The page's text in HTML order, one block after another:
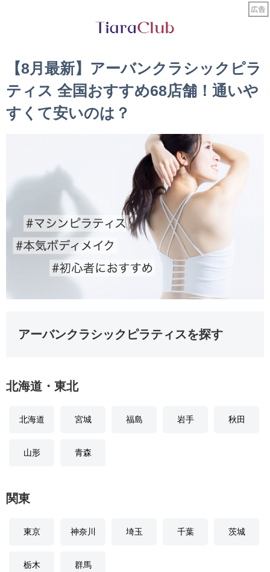
【8月最新】アーバンクラシックピラ
ティス 全国おすすめ68店舗！通いや
すくて安いのは？
アーバンクラシックピラティスを探す
北海道・東北
北海道 宮城 福島 岩手 秋田
山形 青森
関東
東京 神奈川 埼玉 千葉 茨城
栃木 群馬